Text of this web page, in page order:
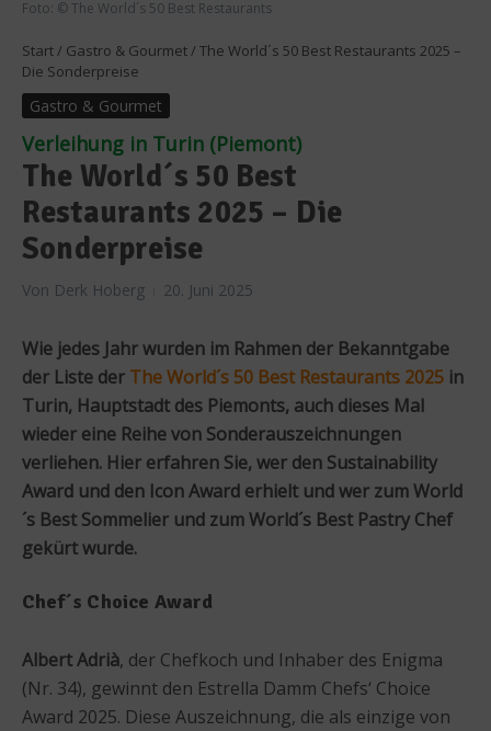
Foto: © The World´s 50 Best Restaurants
Start / Gastro & Gourmet / The World´s 50 Best Restaurants 2025 –
Die Sonderpreise
Gastro & Gourmet
Verleihung in Turin (Piemont)
The World´s 50 Best
Restaurants 2025 – Die
Sonderpreise
Von Derk Hoberg 20. Juni 2025
Wie jedes Jahr wurden im Rahmen der Bekanntgabe
der Liste der The World´s 50 Best Restaurants 2025 in
Turin, Hauptstadt des Piemonts, auch dieses Mal
wieder eine Reihe von Sonderauszeichnungen
verliehen. Hier erfahren Sie, wer den Sustainability
Award und den Icon Award erhielt und wer zum World
´s Best Sommelier und zum World´s Best Pastry Chef
gekürt wurde.
Chef´s Choice Award
Albert Adrià, der Chefkoch und Inhaber des Enigma
(Nr. 34), gewinnt den Estrella Damm Chefs‘ Choice
Award 2025. Diese Auszeichnung, die als einzige von